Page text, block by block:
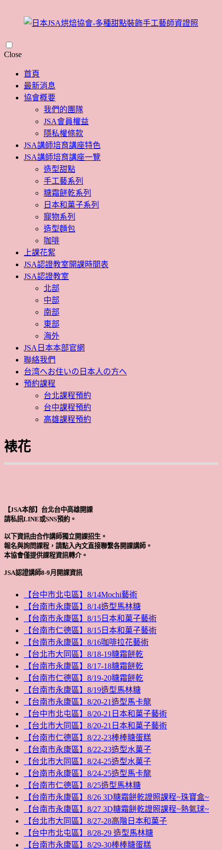
CloseSkip
content
首頁
最新消息
協會概要
我們的團隊
JSA會員權益
隱私權條款
JSA講師培育講座特色
JSA講師培育講座一覽
造型甜點
手工藝系列
糖霜餅乾系列
日本和菓子系列
寵物系列
造型麵包
咖啡
上課花絮
JSA認證教室開課時間表
JSA認證教室
北部
中部
南部
東部
海外
JSA日本本部官網
聯絡我們
台湾へお住いの日本人の方へ
預約課程
台北課程預約
台中課程預約
高雄課程預約
裱花
【JSA本部】台北台中高雄開課
請私訊LINE或SNS預約。
以下資訊由合作講師獨立開課招生。
報名與詢問課程，請點入內文直接聯繫各開課講師。
本協會僅提供課程資訊轉介。
JSA認證講師8-9月開課資訊
【台中市北屯區】8/14Mochi藝術
【台南市永康區】8/14造型馬林糖
【台南市永康區】8/15日本和菓子藝術
【台南市仁德區】8/15日本和菓子藝術
【台南市永康區】8/16咖啡拉花藝術
【台北市大同區】8/18-19糖霜餅乾
【台南市永康區】8/17-18糖霜餅乾
【台南市仁德區】8/19-20糖霜餅乾
【台南市永康區】8/19造型馬林糖
【台南市永康區】8/20-21造型馬卡龍
【台中市北屯區】8/20-21日本和菓子藝術
【台北市大同區】8/20-21日本和菓子藝術
【台南市仁德區】8/22-23棒棒糖蛋糕
【台南市永康區】8/22-23造型水菓子
【台北市大同區】8/24-25造型水菓子
【台南市永康區】8/24-25造型馬卡龍
【台南市仁德區】8/25造型馬林糖
【台南市永康區】8/26 3D糖霜餅乾證照課程~珠寶盒~
【台南市永康區】8/27 3D糖霜餅乾證照課程~熱氣球~
【台北市大同區】8/27-28高階日本和菓子
【台中市北屯區】8/28-29 造型馬林糖
【台南市永康區】8/29-30棒棒糖蛋糕